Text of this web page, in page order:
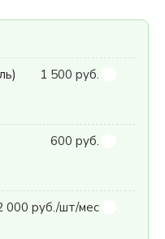
1 500 руб.
600 руб.
000 руб./шт/мес